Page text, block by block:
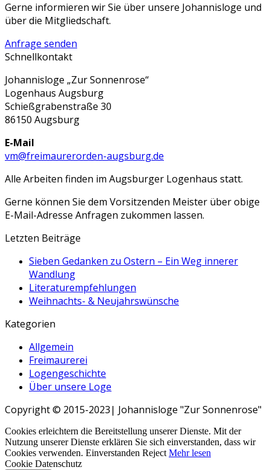
Gerne informieren wir Sie über unsere Johannisloge und
über die Mitgliedschaft.
Anfrage senden
Schnellkontakt
Johannisloge „Zur Sonnenrose“
Logenhaus Augsburg
Schießgrabenstraße 30
86150 Augsburg
E-Mail
vm@freimaurerorden-augsburg.de
Alle Arbeiten finden im Augsburger Logenhaus statt.
Gerne können Sie dem Vorsitzenden Meister über obige
E-Mail-Adresse Anfragen zukommen lassen.
Letzten Beiträge
Sieben Gedanken zu Ostern – Ein Weg innerer
Wandlung
Literaturempfehlungen
Weihnachts- & Neujahrswünsche
Kategorien
Allgemein
Freimaurerei
Logengeschichte
Über unsere Loge
Copyright © 2015-2023| Johannisloge "Zur Sonnenrose"
Cookies erleichtern die Bereitstellung unserer Dienste. Mit der
Nutzung unserer Dienste erklären Sie sich einverstanden, dass wir
Cookies verwenden. Einverstanden Reject Mehr lesen
Cookie Datenschutz